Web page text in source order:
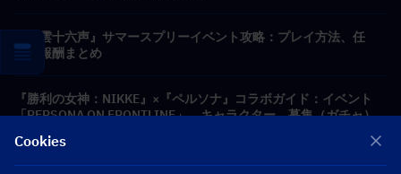
『燕雲十六声』サマースプリーイベント攻略：プレイ方法、任
務、報酬まとめ
『勝利の女神：NIKKE』×『ペルソナ』コラボガイド：イベント
「PERSONA ON FRONTLINE」、キャラクター、募集（ガチャ）
Cookies